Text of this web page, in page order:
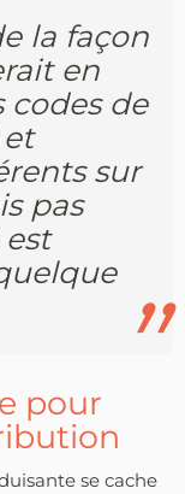
la façon
en
codes de
sur
pas
pour
se cache